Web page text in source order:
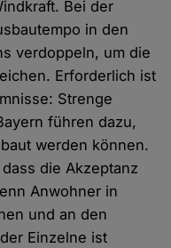
Bei der
in den
verdoppeln, um die
Erforderlich ist
Strenge
führen dazu,
werden können.
die Akzeptanz
Anwohner in
und an den
Einzelne ist